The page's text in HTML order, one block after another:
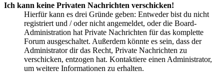
Ich kann keine Privaten Nachrichten verschicken!
Hierfür kann es drei Gründe geben: Entweder bist du nicht
registriert und / oder nicht angemeldet, oder die Board-
Administration hat Private Nachrichten für das komplette
Forum ausgeschaltet. Außerdem könnte es sein, dass der
Administrator dir das Recht, Private Nachrichten zu
verschicken, entzogen hat. Kontaktiere einen Administrator,
um weitere Informationen zu erhalten.